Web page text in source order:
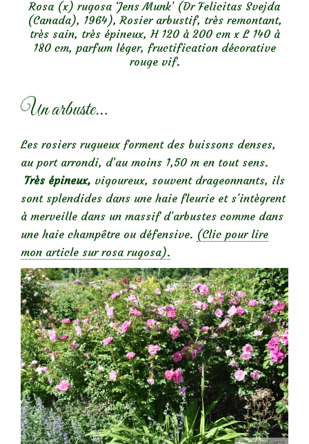
Rosa (x) rugosa ‘Jens Munk’ (Dr Felicitas Svejda
(Canada), 1964), Rosier arbustif, très remontant,
très sain, très épineux, H 120 à 200 cm x L 140 à
180 cm, parfum léger, fructification décorative
rouge vif.
Un arbuste…
Les rosiers rugueux forment des buissons denses,
au port arrondi, d’au moins 1,50 m en tout sens.
Très épineux, vigoureux, souvent drageonnants, ils
sont splendides dans une haie fleurie et s’intègrent
à merveille dans un massif d’arbustes comme dans
une haie champêtre ou défensive. (Clic pour lire
mon article sur rosa rugosa).